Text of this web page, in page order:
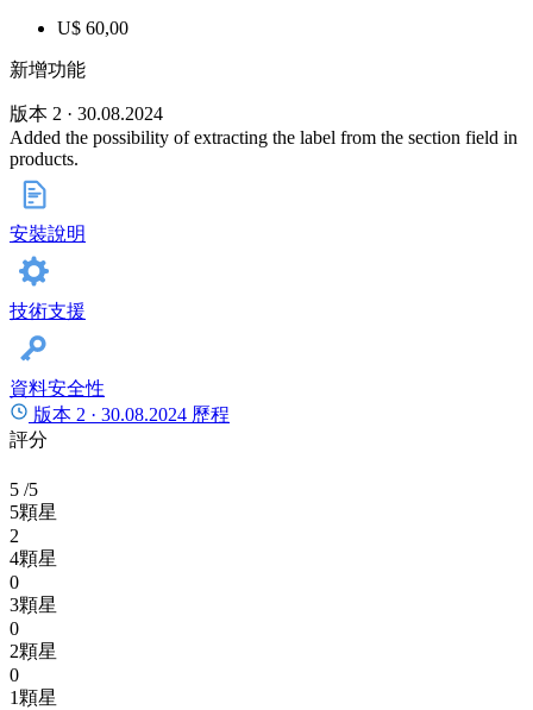
U$ 60,00
新增功能
版本 2 · 30.08.2024
Added the possibility of extracting the label from the section field in
products.
安裝說明
技術支援
資料安全性
版本 2 · 30.08.2024 歷程
評分
5 /5
5顆星
2
4顆星
0
3顆星
0
2顆星
0
1顆星